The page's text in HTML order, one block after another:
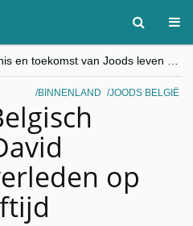
“Besnijdenisdebat toont hoe moeilijk seculiere Westen minderheden begrijpt”, Jinnih Beels (Vooruit)
CITYTRIP | ROEMENIË – Boekarest: de verrassing van Oost-Europa
BINNENLAND JOODS BELGIË
op